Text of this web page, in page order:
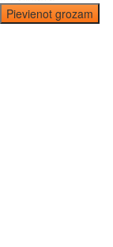
Pievienot grozam